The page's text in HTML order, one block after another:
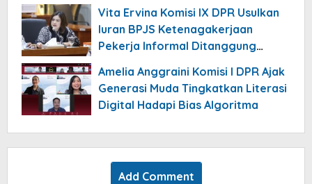
Vita Ervina Komisi IX DPR Usulkan
Iuran BPJS Ketenagakerjaan
Pekerja Informal Ditanggung
Amelia Anggraini Komisi I DPR Ajak
Generasi Muda Tingkatkan Literasi
Digital Hadapi Bias Algoritma
Add Comment